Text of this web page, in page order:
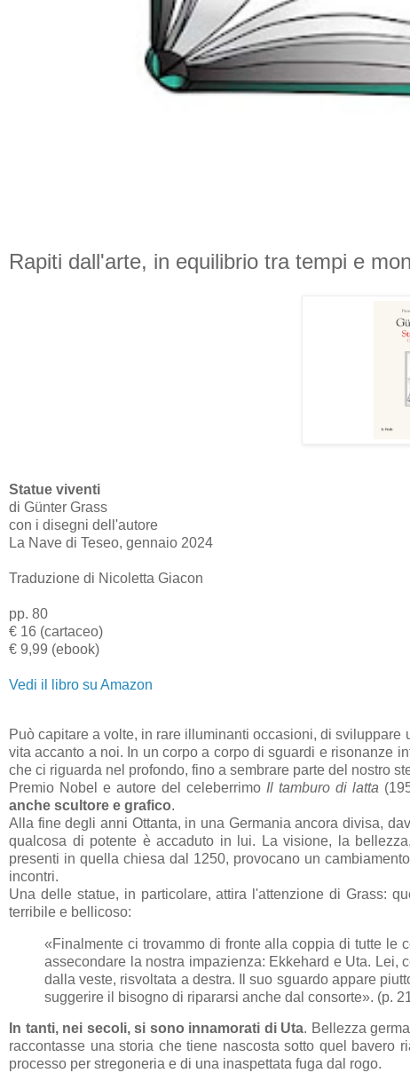
Rapiti dall'arte, in equilibrio tra tempi e
Statue viventi
di Günter Grass
con i disegni dell'autore
La Nave di Teseo, gennaio 2024
Traduzione di Nicoletta Giacon
pp. 80
€ 16 (cartaceo)
€ 9,99 (ebook)
Vedi il libro su Amazon
Può capitare a volte, in rare illuminanti occasioni, di
vita accanto a noi. In un corpo a corpo di sguardi e risonanze
che ci riguarda nel profondo, fino a sembrare parte del nostro
Premio Nobel e autore del celeberrimo Il tamburo di latta
anche scultore e grafico.
Alla fine degli anni Ottanta, in una Germania ancora divisa,
qualcosa di potente è accaduto in lui. La visione, la
presenti in quella chiesa dal 1250, provocano un
incontri.
Una delle statue, in particolare, attira l'attenzione di Grass:
terribile e bellicoso:
«Finalmente ci trovammo di fronte alla coppia di tutte le
assecondare la nostra impazienza: Ekkehard e Uta. Lei,
dalla veste, risvoltata a destra. Il suo sguardo appare
suggerire il bisogno di ripararsi anche dal consorte». (p.
In tanti, nei secoli, si sono innamorati di Uta. Bellezza
raccontasse una storia che tiene nascosta sotto quel
processo per stregoneria e di una inaspettata fuga dal rogo.